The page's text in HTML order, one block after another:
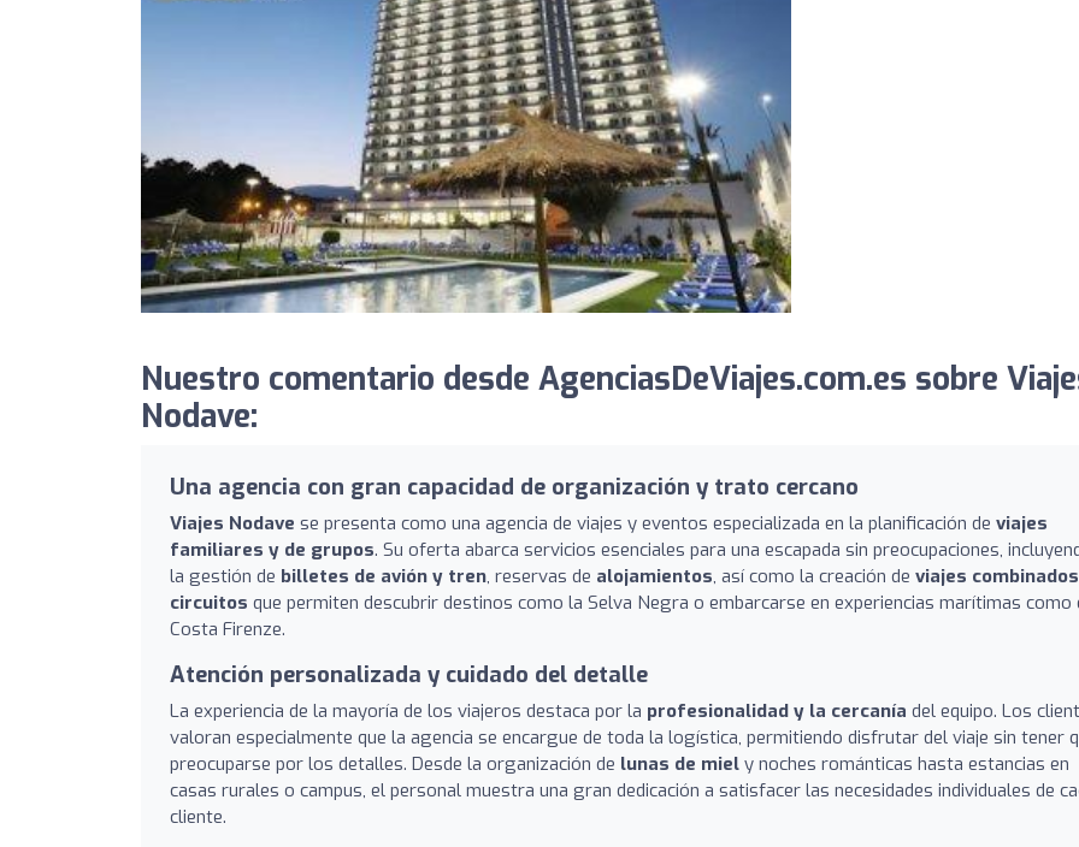
Nuestro comentario desde AgenciasDeViajes.com.es sobre
Nodave:
Una agencia con gran capacidad de organización y trato cercano
Viajes Nodave se presenta como una agencia de viajes y eventos especializada en la planificación de viajes
familiares y de grupos. Su oferta abarca servicios esenciales para una escapada sin preocupaciones,
la gestión de billetes de avión y tren, reservas de alojamientos, así como la creación de viajes
circuitos que permiten descubrir destinos como la Selva Negra o embarcarse en experiencias marítimas como
Costa Firenze.
Atención personalizada y cuidado del detalle
La experiencia de la mayoría de los viajeros destaca por la profesionalidad y la cercanía del equipo. Los
valoran especialmente que la agencia se encargue de toda la logística, permitiendo disfrutar del viaje sin tener
preocuparse por los detalles. Desde la organización de lunas de miel y noches románticas hasta estancias en
casas rurales o campus, el personal muestra una gran dedicación a satisfacer las necesidades individuales de
cliente.